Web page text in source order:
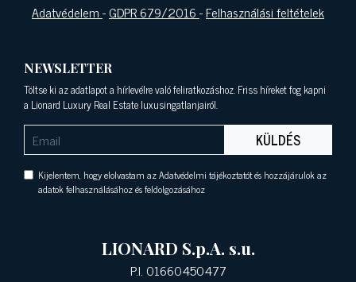
Adatvédelem-GDPR 679/2016-Felhasználási feltételek
NEWSLETTER
Töltse ki az adatlapot a hírlevélre való feliratkozáshoz. Friss híreket fog kapni
a Lionard Luxury Real Estate luxusingatlanjairól.
KÜLDÉS
Kijelentem, hogy elolvastam az Adatvédelmi tájékoztatót és hozzájárulok az
adatok felhasználásához és feldolgozásához
LIONARD S.p.A. s.u.
P.I. 01660450477